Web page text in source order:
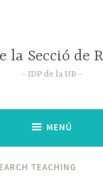
la Secció de
IDP de la UB
MENÚ
TEACHING